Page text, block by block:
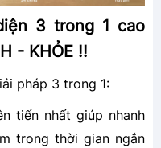
3 trong 1 cao
- KHỎE !!
pháp 3 trong 1:
tiến nhất giúp nhanh
trong thời gian ngắn